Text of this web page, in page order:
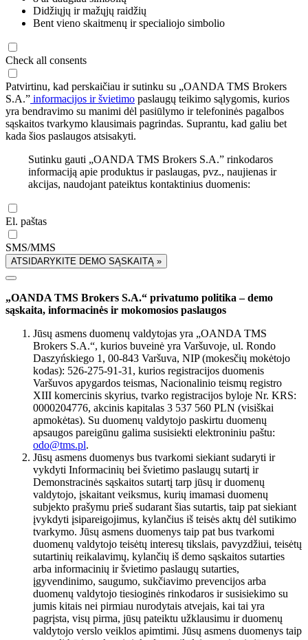
Didžiųjų ir mažųjų raidžių
Bent vieno skaitmenų ir specialiojo simbolio
Check all consents
Patvirtinu, kad perskaičiau ir sutinku su „OANDA TMS Brokers
S.A.” informacijos ir švietimo paslaugų teikimo sąlygomis, kurios
yra bendravimo su manimi dėl pasiūlymo ir telefoninės pagalbos
sąskaitos tvarkymo klausimais pagrindas. Suprantu, kad galiu bet
kada šios paslaugos atsisakyti.
Sutinku gauti „OANDA TMS Brokers S.A.” rinkodaros
informaciją apie produktus ir paslaugas, pvz., naujienas ir
akcijas, naudojant pateiktus kontaktinius duomenis:
El. paštas
SMS/MMS
ATSIDARYKITE DEMO SĄSKAITĄ »
„OANDA TMS Brokers S.A.“ privatumo politika – demo
sąskaita, informacinės ir mokomosios paslaugos
Jūsų asmens duomenų valdytojas yra „OANDA TMS
Brokers S.A.“, kurios buveinė yra Varšuvoje, ul. Rondo
Daszyńskiego 1, 00-843 Varšuva, NIP (mokesčių mokėtojo
kodas): 526-275-91-31, kurios registracijos duomenis
Varšuvos apygardos teismas, Nacionalinio teismų registro
XIII komercinis skyrius, tvarko registracijos byloje Nr. KRS:
0000204776, akcinis kapitalas 3 537 560 PLN (visiškai
apmokėtas). Su duomenų valdytojo paskirtu duomenų
apsaugos pareigūnu galima susisiekti elektroniniu paštu:
odo@tms.pl.
Jūsų asmens duomenys bus tvarkomi siekiant sudaryti ir
vykdyti Informacinių bei švietimo paslaugų sutartį ir
Demonstracinės sąskaitos sutartį tarp jūsų ir duomenų
valdytojo, įskaitant veiksmus, kurių imamasi duomenų
subjekto prašymu prieš sudarant šias sutartis, taip pat siekiant
įvykdyti įsipareigojimus, kylančius iš teisės aktų dėl sutikimo
tvarkymo. Jūsų asmens duomenys taip pat bus tvarkomi
duomenų valdytojo teisėtų interesų tikslais, pavyzdžiui, teisėtų
sutartinių reikalavimų, kylančių iš demo sąskaitos sutarties
arba informacinių ir švietimo paslaugų sutarties,
įgyvendinimo, saugumo, sukčiavimo prevencijos arba
duomenų valdytojo tiesioginės rinkodaros ir susisiekimo su
jumis kitais nei pirmiau nurodytais atvejais, kai tai yra
pagrįsta, visų pirma, jūsų pateiktu užklausimu ir duomenų
valdytojo verslo veiklos apimtimi. Jūsų asmens duomenys taip